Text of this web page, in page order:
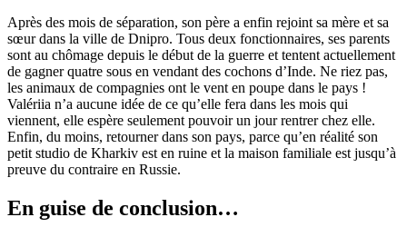
Après des mois de séparation, son père a enfin rejoint sa mère et sa
sœur dans la ville de Dnipro. Tous deux fonctionnaires, ses parents
sont au chômage depuis le début de la guerre et tentent actuellement
de gagner quatre sous en vendant des cochons d’Inde. Ne riez pas,
les animaux de compagnies ont le vent en poupe dans le pays !
Valériia n’a aucune idée de ce qu’elle fera dans les mois qui
viennent, elle espère seulement pouvoir un jour rentrer chez elle.
Enfin, du moins, retourner dans son pays, parce qu’en réalité son
petit studio de Kharkiv est en ruine et la maison familiale est jusqu’à
preuve du contraire en Russie.
En guise de conclusion…